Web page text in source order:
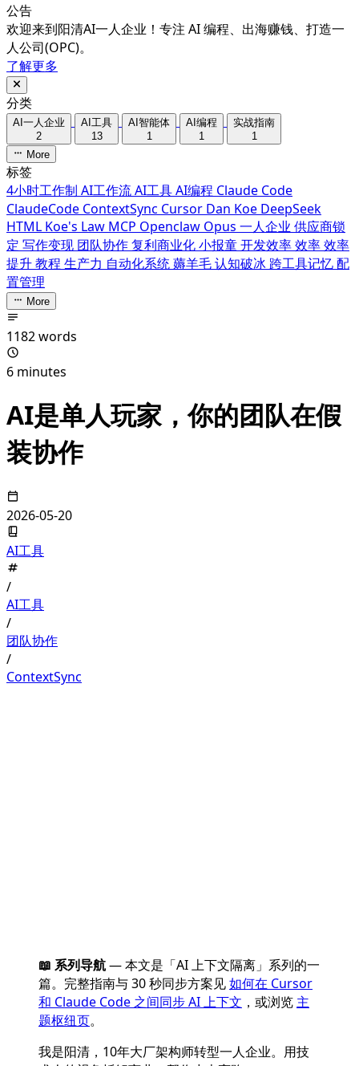
公告
欢迎来到阳清AI一人企业！专注 AI 编程、出海赚钱、打造一
人公司(OPC)。
了解更多
分类
AI一人企业
2
AI工具
13
AI智能体
1
AI编程
1
实战指南
1
More
标签
4小时工作制 AI工作流AI工具AI编程 Claude Code
ClaudeCode ContextSync Cursor Dan Koe DeepSeek
HTML Koe's Law MCP Openclaw Opus 一人企业 供应商锁
定 写作变现 团队协作复利商业化小报童开发效率效率效率
提升教程 生产力 自动化系统薅羊毛认知破冰 跨工具记忆配
置管理
More
1182 words
6 minutes
AI是单人玩家，你的团队在假
装协作
2026-05-20
AI工具
/
AI工具
/
团队协作
/
ContextSync
📖 系列导航— 本文是「AI 上下文隔离」系列的一
篇。完整指南与 30 秒同步方案见如何在 Cursor
和 Claude Code 之间同步 AI 上下文 ，或浏览 主
题枢纽页。
我是阳清，10年大厂架构师转型一人企业。用技